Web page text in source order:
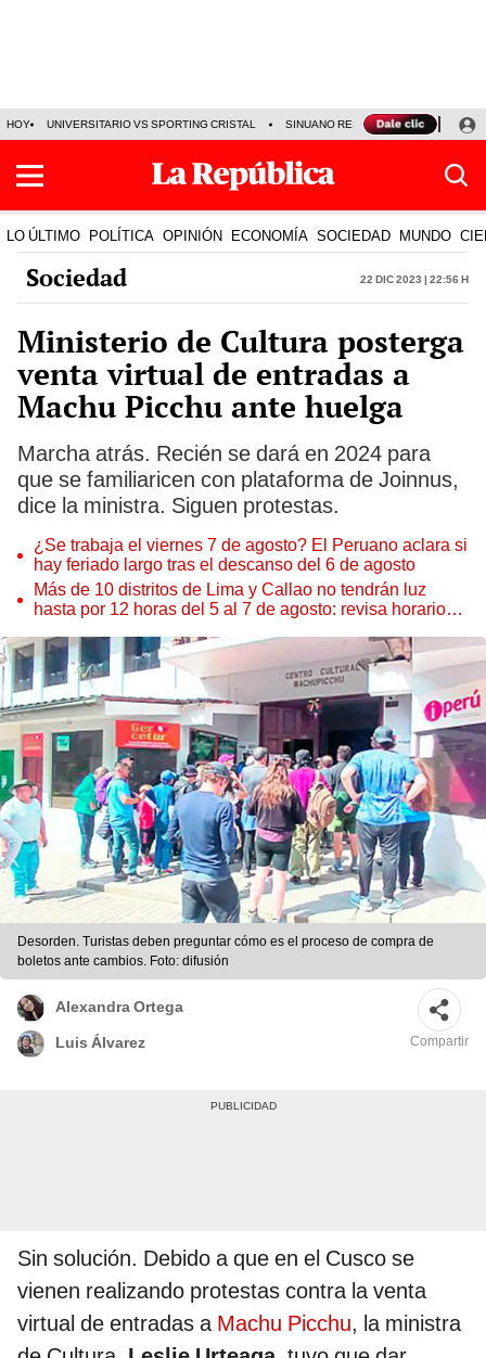
HOY UNIVERSITARIO VS SPORTING CRISTAL SINUANO RESULTADOS HOY
LO ÚLTIMO POLÍTICA OPINIÓN ECONOMÍA SOCIEDAD MUNDO
Sociedad 22 Dic 2023 | 22:56 h
Ministerio de Cultura posterga
venta virtual de entradas a
Machu Picchu ante huelga
Marcha atrás. Recién se dará en 2024 para
que se familiaricen con plataforma de Joinnus,
dice la ministra. Siguen protestas.
¿Se trabaja el viernes 7 de agosto? El Peruano aclara si
hay feriado largo tras el descanso del 6 de agosto
Más de 10 distritos de Lima y Callao no tendrán luz
hasta por 12 horas del 5 al 7 de agosto: revisa horarios y
Desorden. Turistas deben preguntar cómo es el proceso de compra de
boletos ante cambios. Foto: difusión
Alexandra Ortega
Luis Álvarez Compartir
Sin solución. Debido a que en el Cusco se
vienen realizando protestas contra la venta
virtual de entradas a Machu Picchu, la ministra